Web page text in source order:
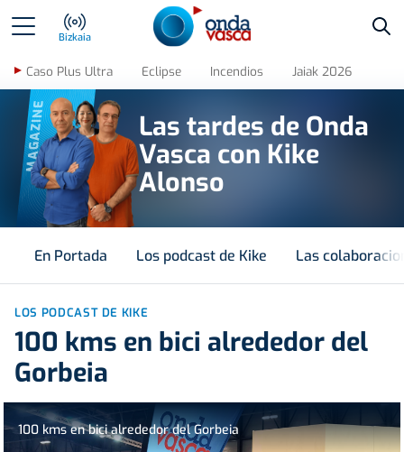
Bizkaia
Caso Plus Ultra Eclipse Incendios Jaiak 2026
MAGAZINE
Las tardes de Onda
Vasca con Kike
Alonso
En Portada Los podcast de Kike Las
LOS PODCAST DE KIKE
100 kms en bici alrededor del
Gorbeia
100 kms en bici alrededor del Gorbeia